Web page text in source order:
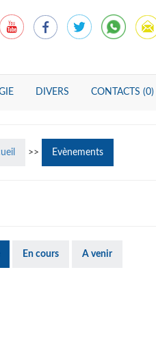
DIVERS CONTACTS (0)
>> Evènements
En cours A venir